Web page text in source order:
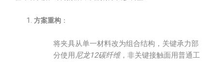
方案重构 ：
将夹具从单一材料改为组合结构，关键承力部
分使用 尼龙12碳纤维，非关键接触面用普通工